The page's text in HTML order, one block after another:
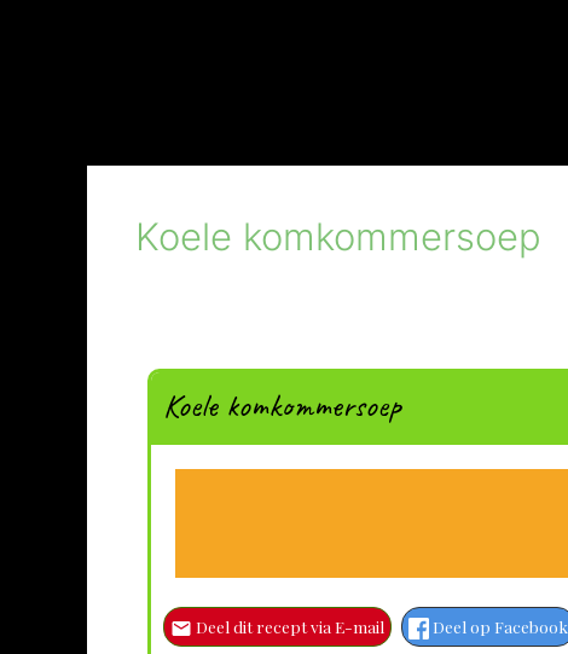
Koele komkommersoep
Koele komkommersoep
Deel dit recept via E-mail Deel op Facebook